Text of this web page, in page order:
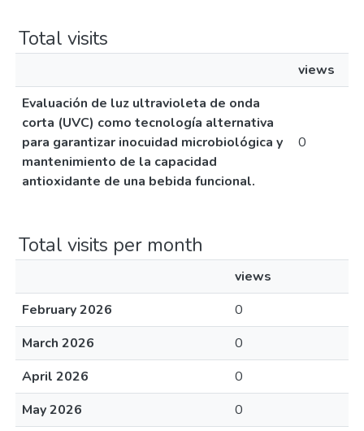
Total visits
views
Evaluación de luz ultravioleta de onda
corta (UVC) como tecnología alternativa
para garantizar inocuidad microbiológica y
mantenimiento de la capacidad
antioxidante de una bebida funcional.
0
Total visits per month
views
February 2026
0
March 2026
0
April 2026
0
May 2026
0